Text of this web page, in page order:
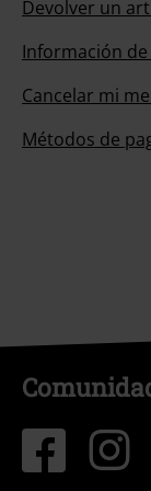
Devolver un
Información
Cancelar mi
Métodos de